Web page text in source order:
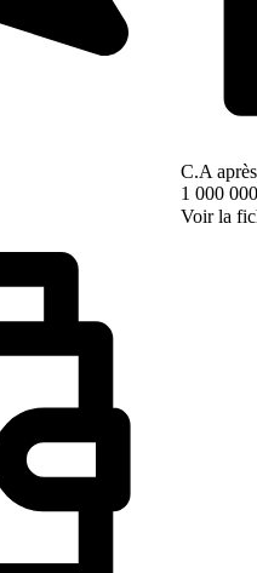
C.A
1 000
Voir la